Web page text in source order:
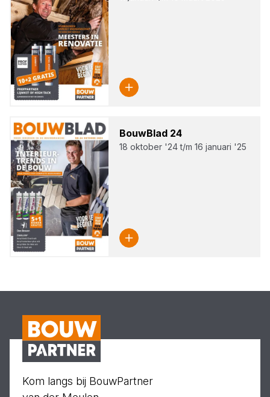
Bouw­Blad 24
18 oktober '24 t/m 16 januari '25
Kom langs bij BouwPartner